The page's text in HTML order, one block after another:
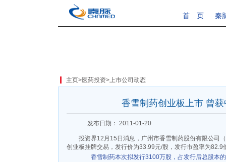
首 页 秦
主页>医药投资>上市公司动态
香雪制药创业板上市 曾
发布日期： 2011-01-20
投资界12月15日消息，广州市香雪制药股份有限公司（
创业板挂牌交易，发行价为33.99元/股，发行市盈率为
香雪制药本次拟发行3100万股，占发行后总股本的